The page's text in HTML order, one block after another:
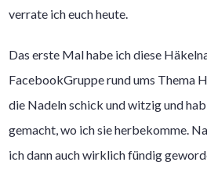
verrate ich euch heute.
Das erste Mal habe ich diese
FacebookGruppe rund ums Thema
die Nadeln schick und witzig und
gemacht, wo ich sie herbekomme.
ich dann auch wirklich fündig